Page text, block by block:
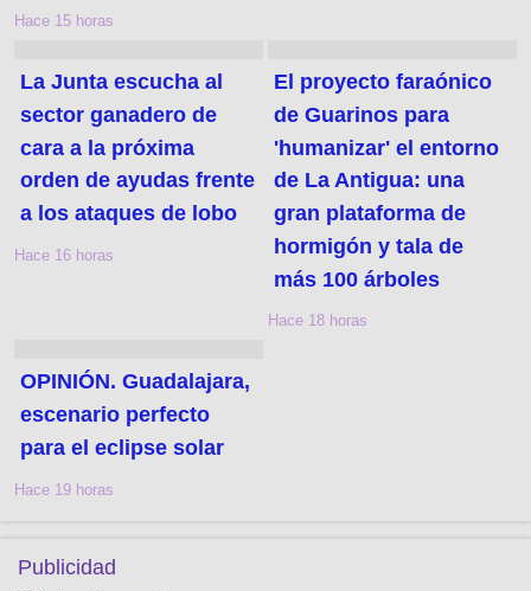
Hace 15 horas
La Junta escucha al
sector ganadero de
cara a la próxima
orden de ayudas frente
a los ataques de lobo
Hace 16 horas
El proyecto faraónico
de Guarinos para
'humanizar' el entorno
de La Antigua: una
gran plataforma de
hormigón y tala de
más 100 árboles
Hace 18 horas
OPINIÓN. Guadalajara,
escenario perfecto
para el eclipse solar
Hace 19 horas
Publicidad